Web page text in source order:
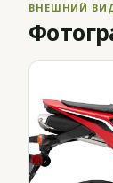
ВНЕШНИЙ